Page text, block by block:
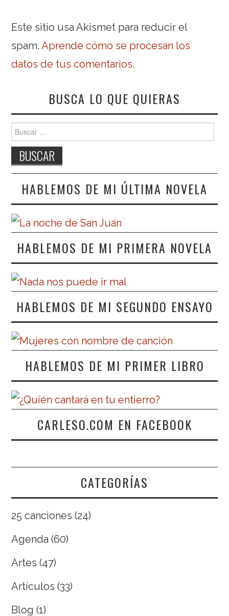
Este sitio usa Akismet para reducir el
spam.Aprende cómo se procesan los
datos de tus comentarios.
BUSCA LO QUE QUIERAS
Buscar:
HABLEMOS DE MI ÚLTIMA NOVELA
HABLEMOS DE MI PRIMERA NOVELA
HABLEMOS DE MI SEGUNDO ENSAYO
HABLEMOS DE MI PRIMER LIBRO
CARLESO.COM EN FACEBOOK
CATEGORÍAS
25 canciones (24)
Agenda (60)
Artes (47)
Artículos (33)
Blog (1)